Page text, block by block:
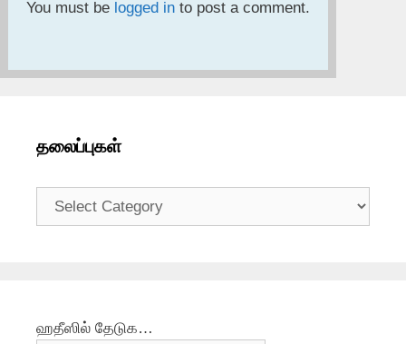
You must be logged in to post a comment.
தலைப்புகள்
தலைப்புகள்
ஹதீஸில் தேடுக…